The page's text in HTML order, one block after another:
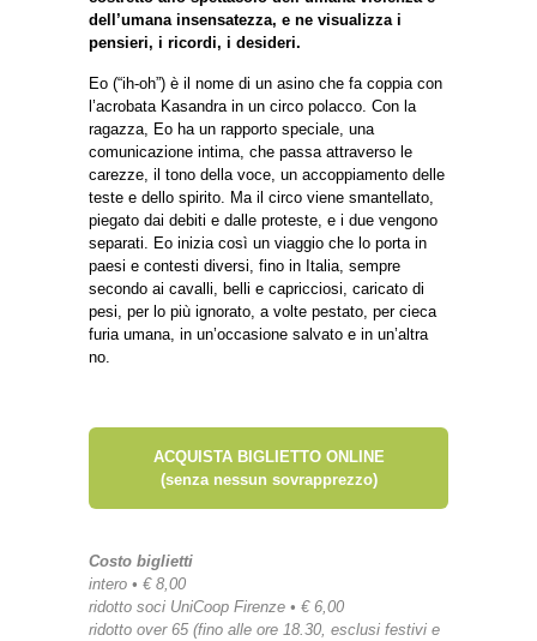
dell’umana insensatezza, e ne visualizza i
pensieri, i ricordi, i desideri.
Eo (“ih-oh”) è il nome di un asino che fa coppia con
l’acrobata Kasandra in un circo polacco. Con la
ragazza, Eo ha un rapporto speciale, una
comunicazione intima, che passa attraverso le
carezze, il tono della voce, un accoppiamento delle
teste e dello spirito. Ma il circo viene smantellato,
piegato dai debiti e dalle proteste, e i due vengono
separati. Eo inizia così un viaggio che lo porta in
paesi e contesti diversi, fino in Italia, sempre
secondo ai cavalli, belli e capricciosi, caricato di
pesi, per lo più ignorato, a volte pestato, per cieca
furia umana, in un’occasione salvato e in un’altra
no.
ACQUISTA BIGLIETTO ONLINE
(senza nessun sovrapprezzo)
Costo biglietti
intero • € 8,00
ridotto soci UniCoop Firenze • € 6,00
ridotto over 65 (fino alle ore 18.30, esclusi festivi e